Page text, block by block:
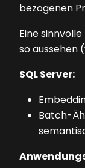
bezogenen
Eine
so aussehen
SQL Server:
Batch-